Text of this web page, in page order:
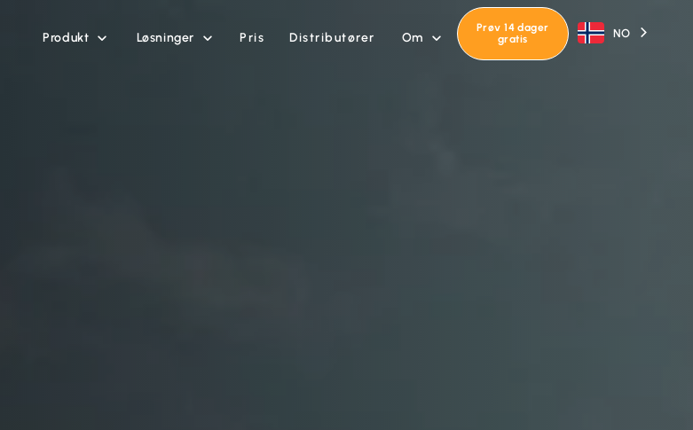
Produkt  Løsninger  Pris Distributører Om 
Prøv 14 dager
gratis
NO